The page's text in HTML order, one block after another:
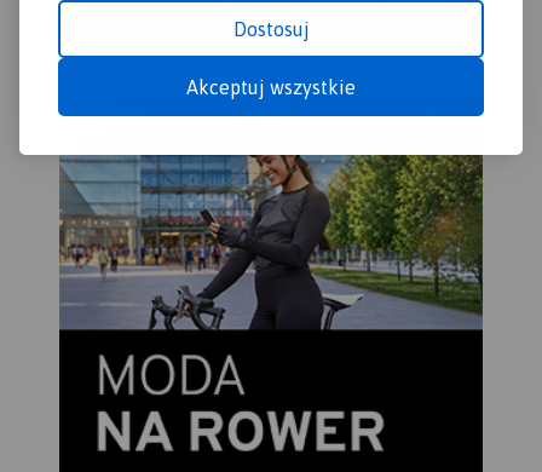
Dostosuj
Akceptuj wszystkie
położonych.